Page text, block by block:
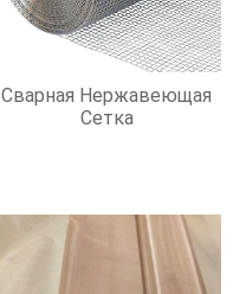
Сварная Нержавеющая
Сетка